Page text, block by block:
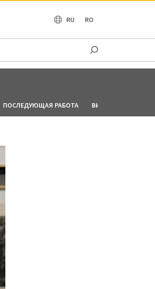
RU RO
ПОСЛЕДУЮЩАЯ РАБОТА ВИДЕНИЕ ДЛЯ МИРА